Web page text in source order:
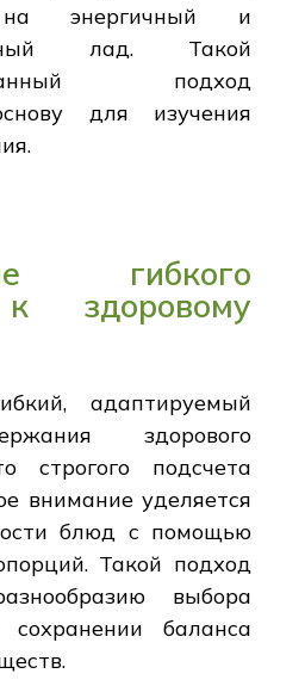
на энергичный и
лад. Такой
подход
для изучения
гибкого
здоровому
адаптируемый
здорового
строгого подсчета
внимание уделяется
блюд с помощью
Такой подход
выбора
баланса